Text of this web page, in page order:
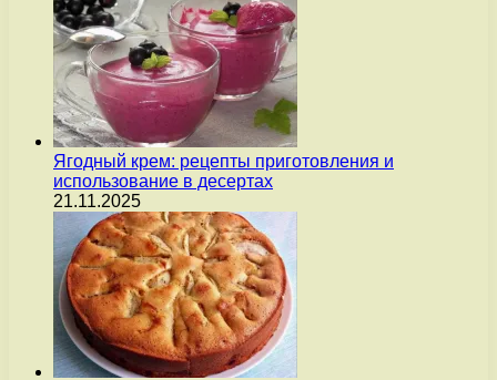
Ягодный крем: рецепты приготовления и
использование в десертах
21.11.2025